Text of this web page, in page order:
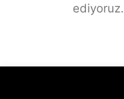
ediyoruz.